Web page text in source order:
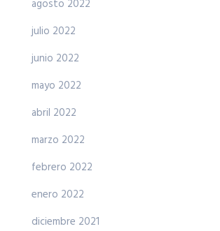
agosto 2022
julio 2022
junio 2022
mayo 2022
abril 2022
marzo 2022
febrero 2022
enero 2022
diciembre 2021